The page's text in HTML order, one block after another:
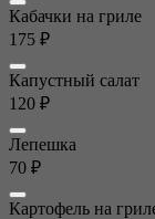
Кабачки на гриле
175 ₽
Капустный салат
120 ₽
Лепешка
70 ₽
Картофель на